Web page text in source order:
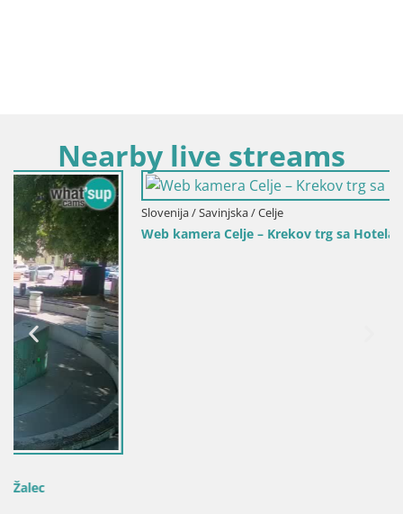
Nearby live streams
Slovenija / Savinjska / Celje
Web kamera Celje – Krekov trg sa Hotela Evropa